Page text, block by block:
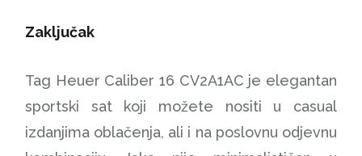
Zaključak
Tag Heuer Caliber 16 CV2A1AC je elegantan
sportski sat koji možete nositi u casual
izdanjima oblačenja, ali i na poslovnu odjevnu